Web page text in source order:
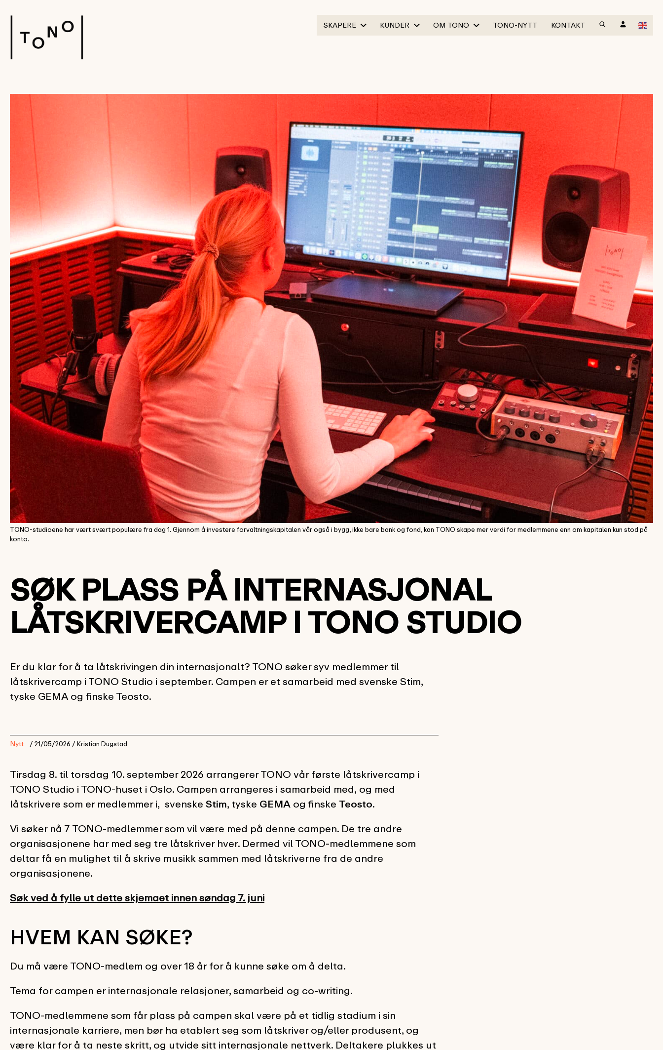
SKAPERE KUNDER OM TONO TONO-NYTT KONTAKT
TONO-studioene har vært svært populære fra dag 1. Gjennom å investere forvaltningskapitalen vår også i bygg, ikke bare bank og fond, kan TONO skape mer verdi for medlemmene enn om kapitalen kun stod på
konto.
SØK PLASS PÅ INTERNASJONAL
LÅTSKRIVERCAMP I TONO STUDIO
Er du klar for å ta låtskrivingen din internasjonalt? TONO søker syv medlemmer til
låtskrivercamp i TONO Studio i september. Campen er et samarbeid med svenske Stim,
tyske GEMA og finske Teosto.
Nytt / 21/05/2026 /Kristian Dugstad
Tirsdag 8. til torsdag 10. september 2026 arrangerer TONO vår første låtskrivercamp i
TONO Studio i TONO-huset i Oslo. Campen arrangeres i samarbeid med, og med
låtskrivere som er medlemmer i, svenske Stim, tyske GEMA og finske Teosto.
Vi søker nå 7 TONO-medlemmer som vil være med på denne campen. De tre andre
organisasjonene har med seg tre låtskriver hver. Dermed vil TONO-medlemmene som
deltar få en mulighet til å skrive musikk sammen med låtskriverne fra de andre
organisasjonene.
Søk ved å fylle ut dette skjemaet innen søndag 7. juni
HVEM KAN SØKE?
Du må være TONO-medlem og over 18 år for å kunne søke om å delta.
Tema for campen er internasjonale relasjoner, samarbeid og co-writing.
TONO-medlemmene som får plass på campen skal være på et tidlig stadium i sin
internasjonale karriere, men bør ha etablert seg som låtskriver og/eller produsent, og
være klar for å ta neste skritt, og utvide sitt internasjonale nettverk. Deltakere plukkes ut